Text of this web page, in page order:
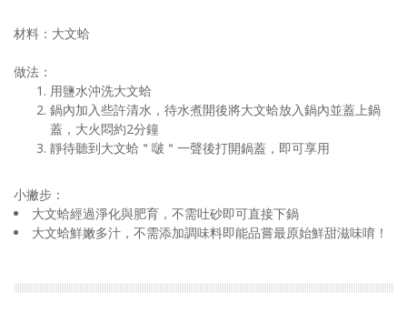
材料：大文蛤
做法：
用鹽水沖洗大文蛤
鍋內加入些許清水，待水煮開後將大文蛤放入鍋內並蓋上鍋
蓋，大火悶約2分鐘
靜待聽到大文蛤＂啵＂一聲後打開鍋蓋，即可享用
小撇步：
大文蛤經過淨化與肥育，不需吐砂即可直接下鍋
大文蛤鮮嫩多汁，不需添加調味料即能品嘗最原始鮮甜滋味唷！